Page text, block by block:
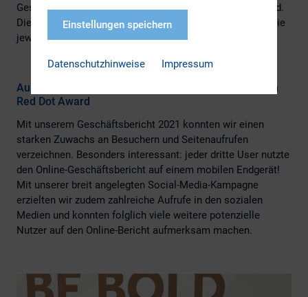
Geschäftsberichtsthemen von besonderem Interesse sind.
Dies ermöglicht es uns, Inhalte künftig noch besser auf die
jeweilige Zielgruppe zuzuschneiden.
Auszeichnung des Online-Geschäftsberichts mit dem
Red Dot Award
Mit unserem Geschäftsbericht 2021 konnten wir einen
starken Zuwachs an Besuchern und Seitenaufrufen
verzeichnen. Besonders interessant: jeder dritte User nutzte
den Online-Geschäftsbericht auf einem mobilen Endgerät!
Mit unserer breit angelegten Social-Media-Kampagne
erzielten wir zudem zahlreiche Aufrufe in den sozialen
Medien und konnten folglich viele weitere potenzielle
Nutzer auf den Online-Bericht aufmerksam machen.
Einstellungen speichern
Datenschutzhinweise Impressum